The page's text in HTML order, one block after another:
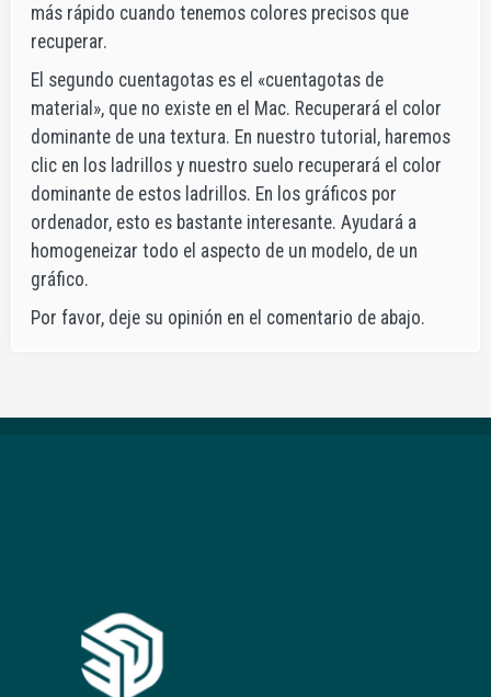
más rápido cuando tenemos colores precisos que
recuperar.
El segundo cuentagotas es el «cuentagotas de
material», que no existe en el Mac. Recuperará el color
dominante de una textura. En nuestro tutorial, haremos
clic en los ladrillos y nuestro suelo recuperará el color
dominante de estos ladrillos. En los gráficos por
ordenador, esto es bastante interesante. Ayudará a
homogeneizar todo el aspecto de un modelo, de un
gráfico.
Por favor, deje su opinión en el comentario de abajo.